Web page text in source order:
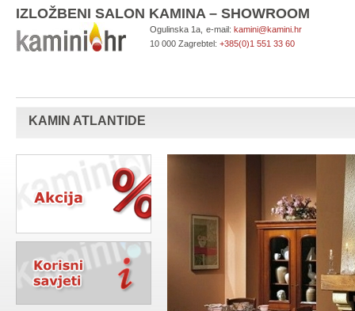
IZLOŽBENI SALON KAMINA – SHOWROOM
Ogulinska 1a,
10 000 Zagreb
e-mail: kamini@kamini.hr
tel: +385(0)1 551 33 60
KAMIN ATLANTIDE